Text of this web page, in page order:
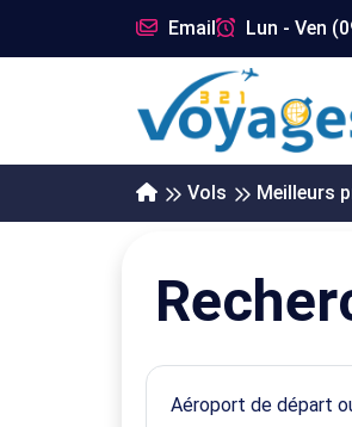
Email Lun - Ven
Vols Meilleurs